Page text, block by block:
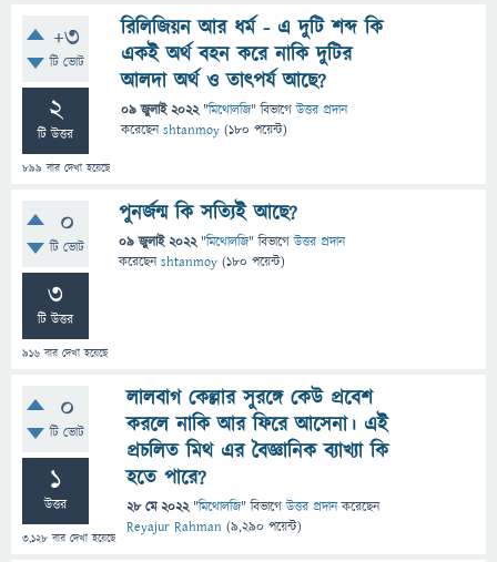
+3
টি ভোট
2
টি উত্তর
899 বার দেখা হয়েছে
রিলিজিয়ন আর ধর্ম - এ দুটি শব্দ কি
একই অর্থ বহন করে নাকি দুটির
আলদা অর্থ ও তাৎপর্য আছে?
09 জুলাই 2022 "মিথোলজি" বিভাগে উত্তর প্রদান
করেছেনshtanmoy (180 পয়েন্ট)
0
টি ভোট
3
টি উত্তর
916 বার দেখা হয়েছে
পুনর্জন্ম কি সত্যিই আছে?
09 জুলাই 2022 "মিথোলজি" বিভাগে উত্তর প্রদান
করেছেনshtanmoy (180 পয়েন্ট)
0
টি ভোট
1
উত্তর
3,128 বার দেখা হয়েছে
লালবাগ কেল্লার সুরঙ্গে কেউ প্রবেশ
করলে নাকি আর ফিরে আসেনা। এই
প্রচলিত মিথ এর বৈজ্ঞানিক ব্যাখ্যা কি
হতে পারে?
28 মে 2022 "মিথোলজি" বিভাগে উত্তর প্রদান করেছেন
Reyajur Rahman (9,290 পয়েন্ট)